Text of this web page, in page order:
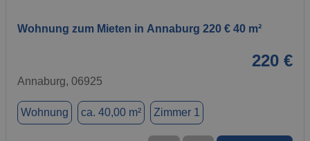
Wohnung zum Mieten in Annaburg 220 € 40 m²
220 €
Annaburg, 06925
Wohnung ca. 40,00 m² Zimmer 1